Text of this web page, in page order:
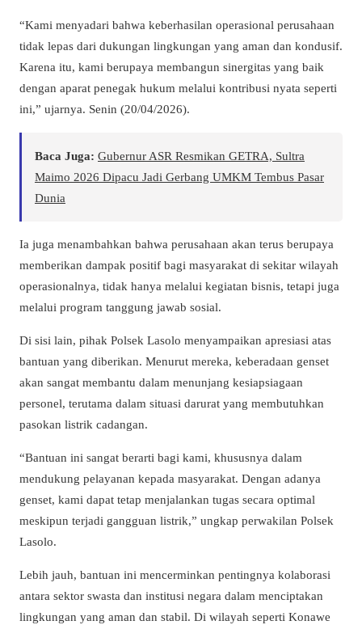
“Kami menyadari bahwa keberhasilan operasional perusahaan
tidak lepas dari dukungan lingkungan yang aman dan kondusif.
Karena itu, kami berupaya membangun sinergitas yang baik
dengan aparat penegak hukum melalui kontribusi nyata seperti
ini,” ujarnya. Senin (20/04/2026).
Baca Juga: Gubernur ASR Resmikan GETRA, Sultra
Maimo 2026 Dipacu Jadi Gerbang UMKM Tembus Pasar
Dunia
Ia juga menambahkan bahwa perusahaan akan terus berupaya
memberikan dampak positif bagi masyarakat di sekitar wilayah
operasionalnya, tidak hanya melalui kegiatan bisnis, tetapi juga
melalui program tanggung jawab sosial.
Di sisi lain, pihak Polsek Lasolo menyampaikan apresiasi atas
bantuan yang diberikan. Menurut mereka, keberadaan genset
akan sangat membantu dalam menunjang kesiapsiagaan
personel, terutama dalam situasi darurat yang membutuhkan
pasokan listrik cadangan.
“Bantuan ini sangat berarti bagi kami, khususnya dalam
mendukung pelayanan kepada masyarakat. Dengan adanya
genset, kami dapat tetap menjalankan tugas secara optimal
meskipun terjadi gangguan listrik,” ungkap perwakilan Polsek
Lasolo.
Lebih jauh, bantuan ini mencerminkan pentingnya kolaborasi
antara sektor swasta dan institusi negara dalam menciptakan
lingkungan yang aman dan stabil. Di wilayah seperti Konawe